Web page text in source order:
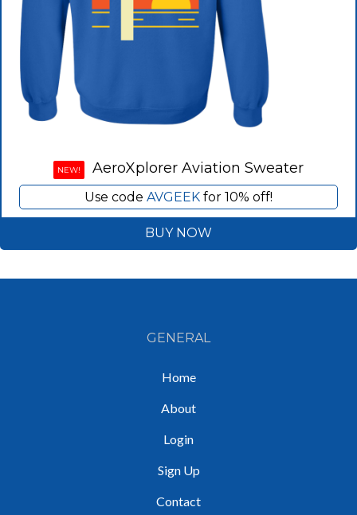
NEW! AeroXplorer Aviation Sweater
Use code AVGEEKfor 10% off!
BUY NOW
GENERAL
Home
About
Login
Sign Up
Contact